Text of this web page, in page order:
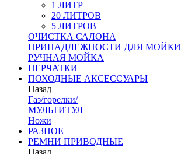
1 ЛИТР
20 ЛИТРОВ
5 ЛИТРОВ
ОЧИСТКА САЛОНА
ПРИНАДЛЕЖНОСТИ ДЛЯ МОЙКИ
РУЧНАЯ МОЙКА
ПЕРЧАТКИ
ПОХОДНЫЕ АКСЕССУАРЫ
Назад
Газ/горелки/
МУЛЬТИТУЛ
Ножи
РАЗНОЕ
РЕМНИ ПРИВОДНЫЕ
Назад